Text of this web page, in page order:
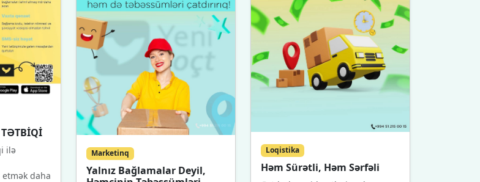
TƏTBİQİ
ilə
etmək daha
Marketinq
Yalnız Bağlamalar Deyil,
Loqistika
Həm Sürətli, Həm Sərfəli